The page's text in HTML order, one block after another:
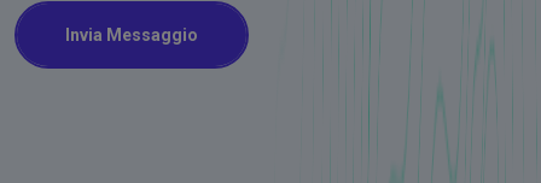
Invia Messaggio